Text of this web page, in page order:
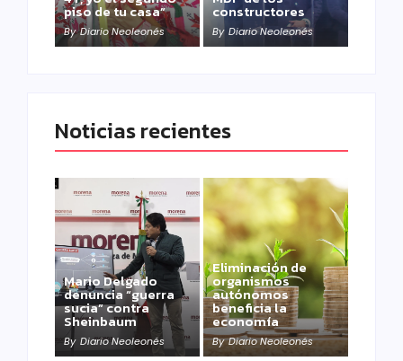
piso de tu casa”
By Diario Neoleonés
constructores
By Diario Neoleonés
Noticias recientes
Mario Delgado
denuncia “guerra
sucia” contra
Sheinbaum
By Diario Neoleonés
Eliminación de
organismos
autónomos
beneficia la
economía
By Diario Neoleonés